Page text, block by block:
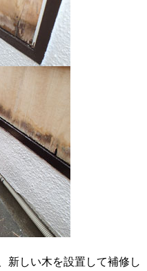
新しい木を設置して補修し